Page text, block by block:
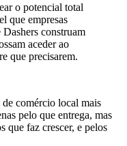
o potencial total
que empresas
Dashers construam
aceder ao
que precisarem.
comércio local mais
pelo que entrega, mas
que faz crescer, e pelos